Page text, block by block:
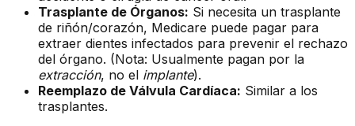
Trasplante de Órganos: Si necesita un trasplante
de riñón/corazón, Medicare puede pagar para
extraer dientes infectados para prevenir el rechazo
del órgano. (Nota: Usualmente pagan por la
extracción, no el implante).
Reemplazo de Válvula Cardíaca: Similar a los
trasplantes.